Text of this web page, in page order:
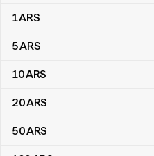
Umrechnungstabelle
1ARS
5ARS
10ARS
20ARS
50ARS